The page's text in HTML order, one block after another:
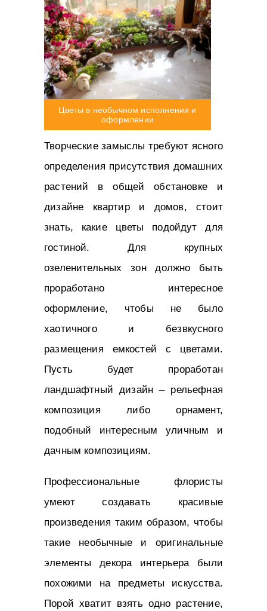
Цветы в необычном исполнении и
оформлении
Творческие замыслы требуют ясного
определения присутствия домашних
растений в общей обстановке и
дизайне квартир и домов, стоит
знать, какие цветы подойдут для
гостиной. Для крупных
озеленительных зон должно быть
проработано интересное
оформление, чтобы не было
хаотичного и безвкусного
размещения емкостей с цветами.
Пусть будет проработан
ландшафтный дизайн – рельефная
композиция либо орнамент,
подобный интересным уличным и
дачным композициям.
Профессиональные флористы
умеют создавать красивые
произведения таким образом, чтобы
такие необычные и оригинальные
элементы декора интерьера были
похожими на предметы искусства.
Порой хватит взять одно растение,